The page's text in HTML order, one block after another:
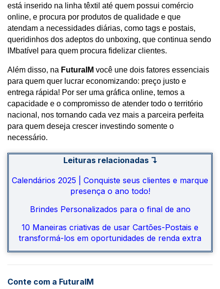
está inserido na linha têxtil até quem possui comércio
online, e procura por produtos de qualidade e que
atendam a necessidades diárias, como tags e postais,
queridinhos dos adeptos do unboxing, que continua sendo
IMbatível para quem procura fidelizar clientes.
Além disso, na FuturaIM você une dois fatores essenciais
para quem quer lucrar economizando: preço justo e
entrega rápida! Por ser uma gráfica online, temos a
capacidade e o compromisso de atender todo o território
nacional, nos tornando cada vez mais a parceira perfeita
para quem deseja crescer investindo somente o
necessário.
Leituras relacionadas ↴
Calendários 2025 | Conquiste seus clientes e marque
presença o ano todo!
Brindes Personalizados para o final de ano
10 Maneiras criativas de usar Cartões-Postais e
transformá-los em oportunidades de renda extra
Conte com a FuturaIM